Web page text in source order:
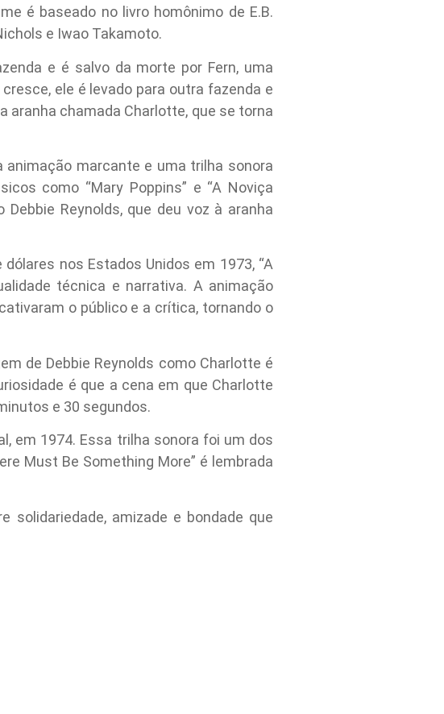
é baseado no livro homônimo de E.B.
e Iwao Takamoto.
e é salvo da morte por Fern, uma
ele é levado para outra fazenda e
aranha chamada Charlotte, que se torna
marcante e uma trilha sonora
como “Mary Poppins” e “A Noviça
Reynolds, que deu voz à aranha
nos Estados Unidos em 1973, “A
técnica e narrativa. A animação
o público e a crítica, tornando o
de Debbie Reynolds como Charlotte é
é que a cena em que Charlotte
e 30 segundos.
em 1974. Essa trilha sonora foi um dos
Must Be Something More” é lembrada
solidariedade, amizade e bondade que